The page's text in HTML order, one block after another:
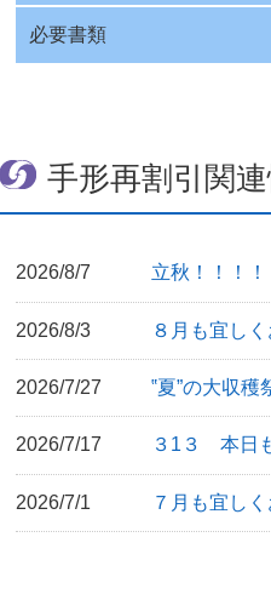
必要書類
手形再割引関
2026/8/7 立秋！！！！
2026/8/3 ８月も宜しく
2026/7/27 ‟夏”の大収穫
2026/7/17 ３1３ 本日
2026/7/1 ７月も宜し